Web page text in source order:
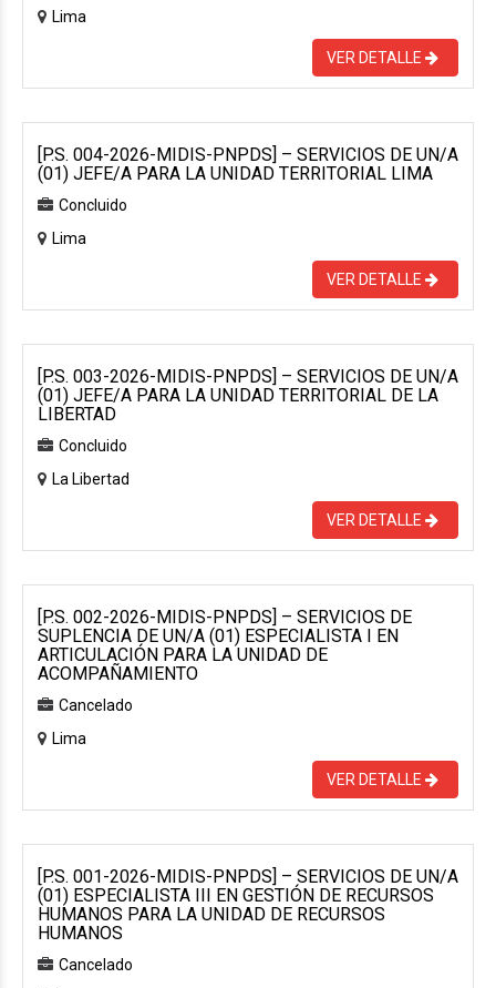
Lima
VER DETALLE
[P.S. 004-2026-MIDIS-PNPDS] – SERVICIOS DE UN/A
(01) JEFE/A PARA LA UNIDAD TERRITORIAL LIMA
Concluido
Lima
VER DETALLE
[P.S. 003-2026-MIDIS-PNPDS] – SERVICIOS DE UN/A
(01) JEFE/A PARA LA UNIDAD TERRITORIAL DE LA
LIBERTAD
Concluido
La Libertad
VER DETALLE
[P.S. 002-2026-MIDIS-PNPDS] – SERVICIOS DE
SUPLENCIA DE UN/A (01) ESPECIALISTA I EN
ARTICULACIÓN PARA LA UNIDAD DE
ACOMPAÑAMIENTO
Cancelado
Lima
VER DETALLE
[P.S. 001-2026-MIDIS-PNPDS] – SERVICIOS DE UN/A
(01) ESPECIALISTA III EN GESTIÓN DE RECURSOS
HUMANOS PARA LA UNIDAD DE RECURSOS
HUMANOS
Cancelado